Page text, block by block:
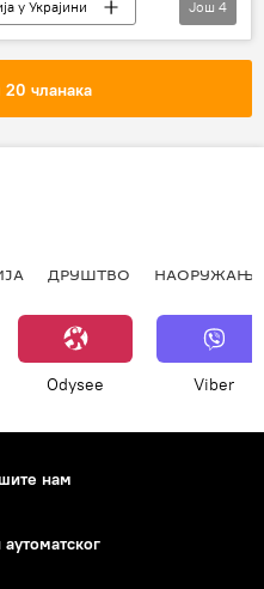
у Украјини
– вести
Још 4
чланака
ДРУШТВО НАОРУЖАЊЕ
Odysee Viber
нам